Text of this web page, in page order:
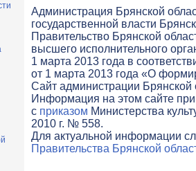
Администрация Брянской
государственной власти
Правительство Брянской
высшего исполнительного
1 марта 2013 года в
от 1 марта 2013 года «О
Cайт администрации Брянской
Информация на этом сайте
с приказом Министерства
2010 г. № 558.
Для актуальной информации
Правительства Брянской